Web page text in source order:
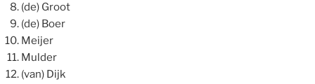
(de) Groot
(de) Boer
Meijer
Mulder
(van) Dijk